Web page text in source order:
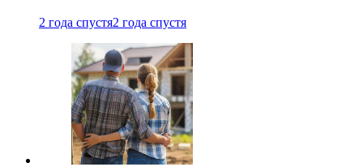
2 года спустя2 года спустя